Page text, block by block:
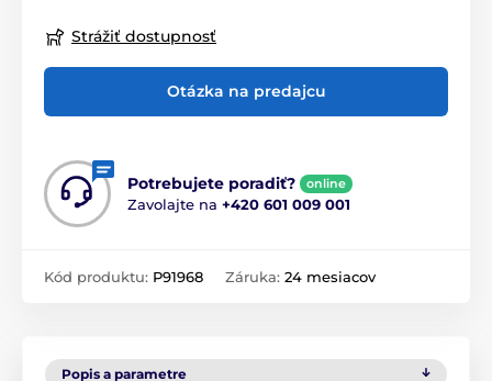
Strážiť dostupnosť
Otázka na predajcu
Potrebujete poradiť? online
Zavolajte na +420 601 009 001
Kód produktu: P91968 Záruka: 24 mesiacov
Popis a parametre